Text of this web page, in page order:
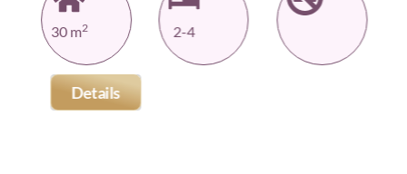
30 m2 2-4
Details